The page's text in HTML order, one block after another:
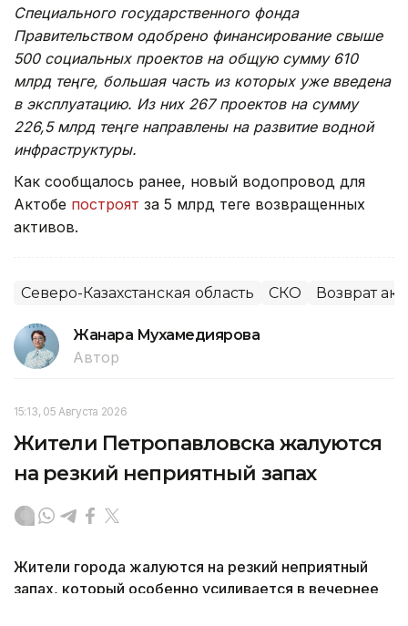
Специального государственного фонда
Правительством одобрено финансирование свыше
500 социальных проектов на общую сумму 610
млрд теңге, большая часть из которых уже введена
в эксплуатацию. Из них 267 проектов на сумму
226,5 млрд теңге направлены на развитие водной
инфраструктуры.
Как сообщалось ранее, новый водопровод для
Актобе построят за 5 млрд теңге возвращенных
активов.
Северо-Казахстанская область СКО Возврат
Жанара Мухамедиярова
Автор
15:13, 05 Августа 2026
Жители Петропавловска жалуются
на резкий неприятный запах
Жители города жалуются на резкий неприятный
запах, который особенно усиливается в вечернее